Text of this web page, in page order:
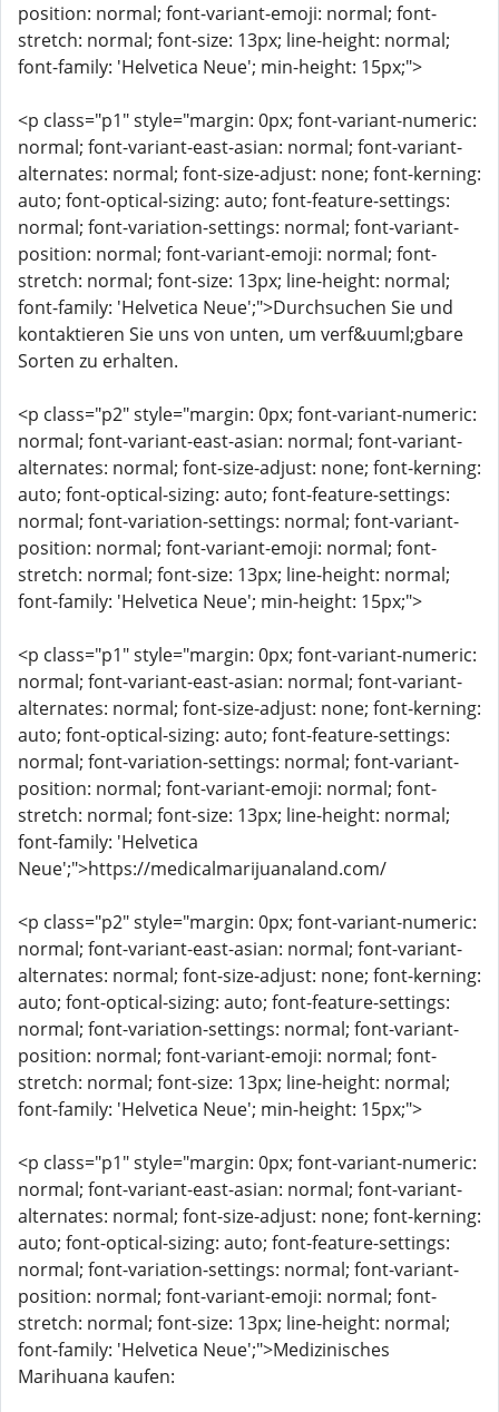
position: normal; font-variant-emoji: normal; font-
stretch: normal; font-size: 13px; line-height: normal;
font-family: 'Helvetica Neue'; min-height: 15px;">
<p class="p1" style="margin: 0px; font-variant-numeric:
normal; font-variant-east-asian: normal; font-variant-
alternates: normal; font-size-adjust: none; font-kerning:
auto; font-optical-sizing: auto; font-feature-settings:
normal; font-variation-settings: normal; font-variant-
position: normal; font-variant-emoji: normal; font-
stretch: normal; font-size: 13px; line-height: normal;
font-family: 'Helvetica Neue';">Durchsuchen Sie und
kontaktieren Sie uns von unten, um verf&uuml;gbare
Sorten zu erhalten.
<p class="p2" style="margin: 0px; font-variant-numeric:
normal; font-variant-east-asian: normal; font-variant-
alternates: normal; font-size-adjust: none; font-kerning:
auto; font-optical-sizing: auto; font-feature-settings:
normal; font-variation-settings: normal; font-variant-
position: normal; font-variant-emoji: normal; font-
stretch: normal; font-size: 13px; line-height: normal;
font-family: 'Helvetica Neue'; min-height: 15px;">
<p class="p1" style="margin: 0px; font-variant-numeric:
normal; font-variant-east-asian: normal; font-variant-
alternates: normal; font-size-adjust: none; font-kerning:
auto; font-optical-sizing: auto; font-feature-settings:
normal; font-variation-settings: normal; font-variant-
position: normal; font-variant-emoji: normal; font-
stretch: normal; font-size: 13px; line-height: normal;
font-family: 'Helvetica
Neue';">https://medicalmarijuanaland.com/
<p class="p2" style="margin: 0px; font-variant-numeric:
normal; font-variant-east-asian: normal; font-variant-
alternates: normal; font-size-adjust: none; font-kerning:
auto; font-optical-sizing: auto; font-feature-settings:
normal; font-variation-settings: normal; font-variant-
position: normal; font-variant-emoji: normal; font-
stretch: normal; font-size: 13px; line-height: normal;
font-family: 'Helvetica Neue'; min-height: 15px;">
<p class="p1" style="margin: 0px; font-variant-numeric:
normal; font-variant-east-asian: normal; font-variant-
alternates: normal; font-size-adjust: none; font-kerning:
auto; font-optical-sizing: auto; font-feature-settings:
normal; font-variation-settings: normal; font-variant-
position: normal; font-variant-emoji: normal; font-
stretch: normal; font-size: 13px; line-height: normal;
font-family: 'Helvetica Neue';">Medizinisches
Marihuana kaufen: